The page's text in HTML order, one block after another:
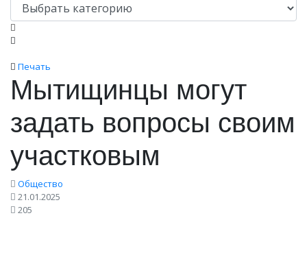
Печать
Мытищинцы могут
задать вопросы своим
участковым
Общество
21.01.2025
205